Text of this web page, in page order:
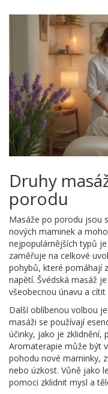
Druhy
porodu
Masáže po porodu jsou
nových maminek a
nejpopulárnějších typů je
zaměřuje na celkové
pohybů, které pomáhají
napětí. Švédská masáž
všeobecnou únavu a cítit
Další oblíbenou volbou je
masáži se používají
účinky, jako je zklidnění,
Aromaterapie může být
pohodu nové maminky,
nebo úzkost. Vůně jako
pomoci zklidnit mysl a